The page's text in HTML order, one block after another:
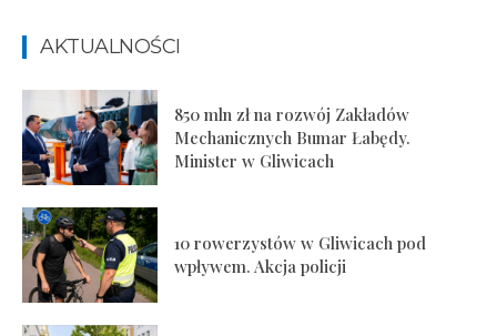
AKTUALNOŚCI
850 mln zł na rozwój Zakładów
Mechanicznych Bumar Łabędy.
Minister w Gliwicach
10 rowerzystów w Gliwicach pod
wpływem. Akcja policji